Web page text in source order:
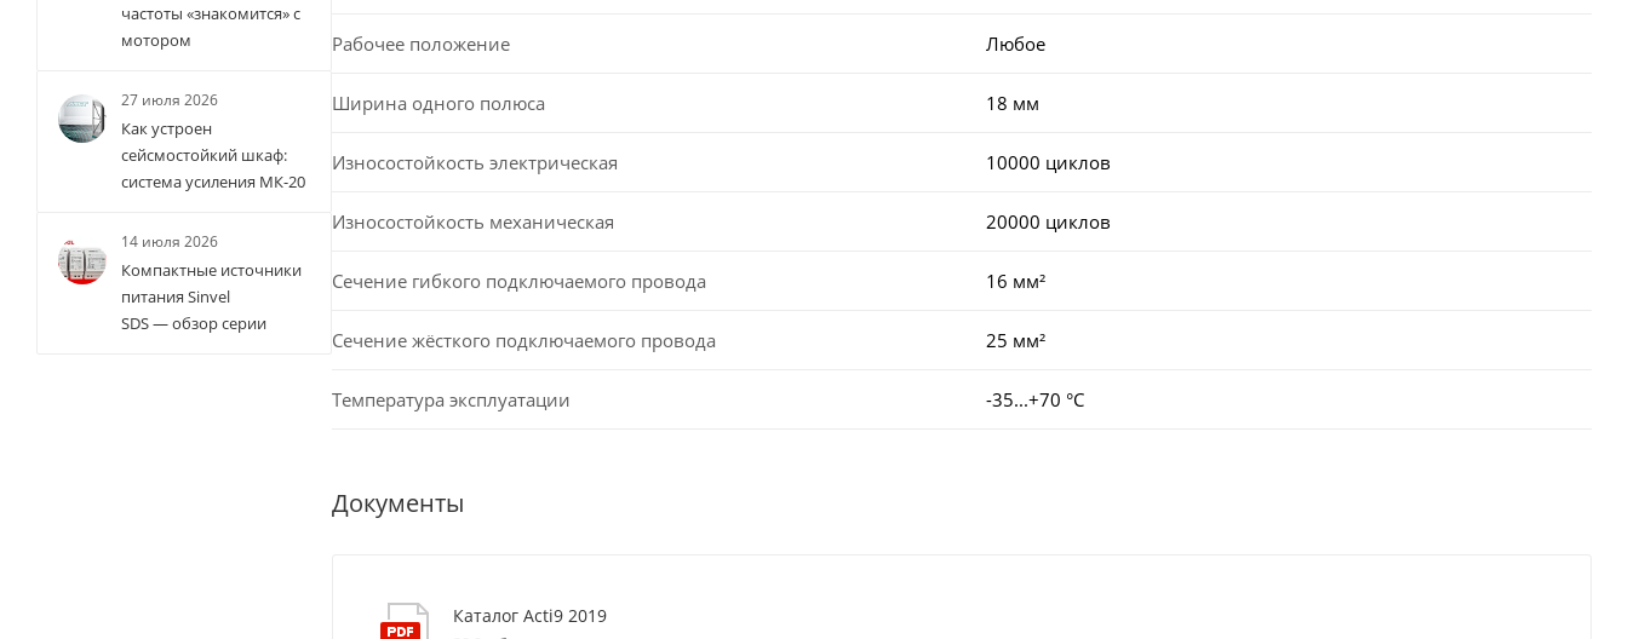
Рабочее положение Любое
Ширина одного полюса 18 мм
Износостойкость электрическая 10000 циклов
Износостойкость механическая 20000 циклов
Сечение гибкого подключаемого провода 16 мм²
Сечение жёсткого подключаемого провода 25 мм²
Температура эксплуатации -35...+70 °С
Документы
Каталог Acti9 2019
частоты «знакомится» с
мотором
27 июля 2026
Как устроен
сейсмостойкий шкаф:
система усиления МК-20
14 июля 2026
Компактные источники
питания Sinvel
SDS — обзор серии